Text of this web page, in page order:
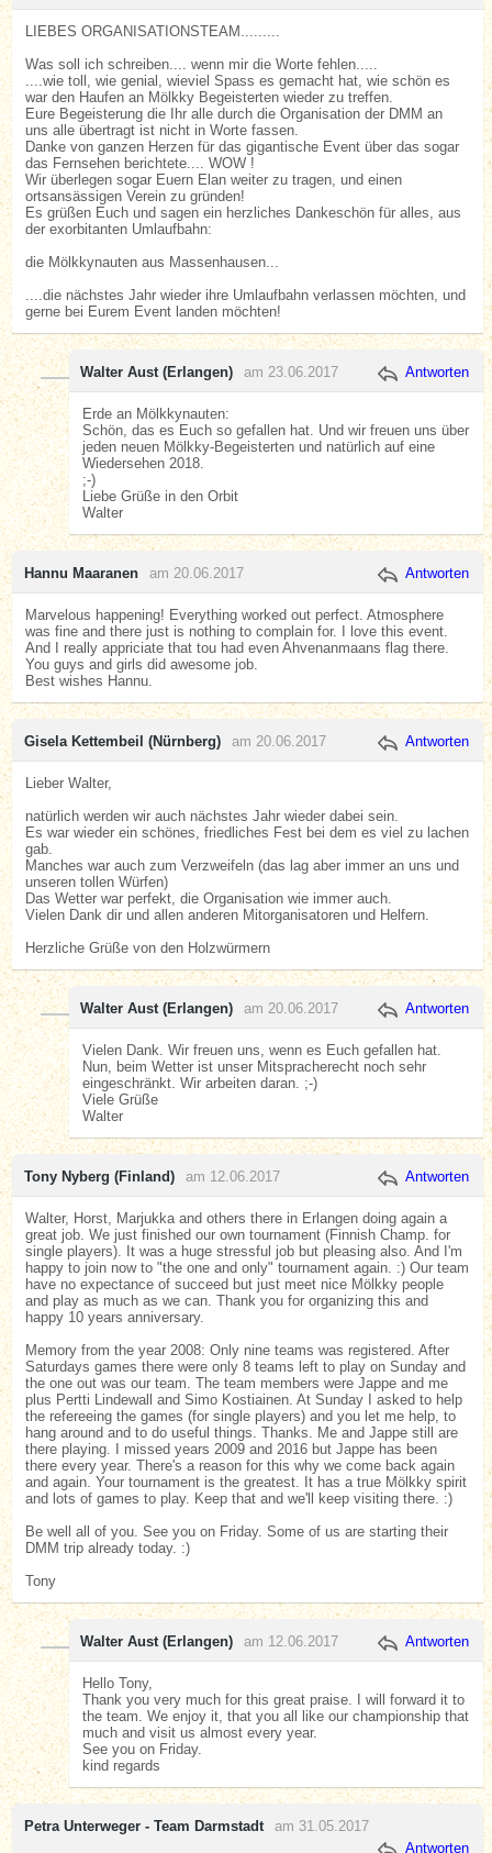
LIEBES ORGANISATIONSTEAM.........
Was soll ich schreiben.... wenn mir die Worte fehlen.....
....wie toll, wie genial, wieviel Spass es gemacht hat, wie schön es
war den Haufen an Mölkky Begeisterten wieder zu treffen.
Eure Begeisterung die Ihr alle durch die Organisation der DMM an
uns alle übertragt ist nicht in Worte fassen.
Danke von ganzen Herzen für das gigantische Event über das sogar
das Fernsehen berichtete.... WOW !
Wir überlegen sogar Euern Elan weiter zu tragen, und einen
ortsansässigen Verein zu gründen!
Es grüßen Euch und sagen ein herzliches Dankeschön für alles, aus
der exorbitanten Umlaufbahn:
die Mölkkynauten aus Massenhausen...
....die nächstes Jahr wieder ihre Umlaufbahn verlassen möchten, und
gerne bei Eurem Event landen möchten!
Walter Aust (Erlangen) am 23.06.2017 Antworten
Erde an Mölkkynauten:
Schön, das es Euch so gefallen hat. Und wir freuen uns über
jeden neuen Mölkky-Begeisterten und natürlich auf eine
Wiedersehen 2018.
;-)
Liebe Grüße in den Orbit
Walter
Hannu Maaranen am 20.06.2017 Antworten
Marvelous happening! Everything worked out perfect. Atmosphere
was fine and there just is nothing to complain for. I love this event.
And I really appriciate that tou had even Ahvenanmaans flag there.
You guys and girls did awesome job.
Best wishes Hannu.
Gisela Kettembeil (Nürnberg) am 20.06.2017 Antworten
Lieber Walter,
natürlich werden wir auch nächstes Jahr wieder dabei sein.
Es war wieder ein schönes, friedliches Fest bei dem es viel zu lachen
gab.
Manches war auch zum Verzweifeln (das lag aber immer an uns und
unseren tollen Würfen)
Das Wetter war perfekt, die Organisation wie immer auch.
Vielen Dank dir und allen anderen Mitorganisatoren und Helfern.
Herzliche Grüße von den Holzwürmern
Walter Aust (Erlangen) am 20.06.2017 Antworten
Vielen Dank. Wir freuen uns, wenn es Euch gefallen hat.
Nun, beim Wetter ist unser Mitspracherecht noch sehr
eingeschränkt. Wir arbeiten daran. ;-)
Viele Grüße
Walter
Tony Nyberg (Finland) am 12.06.2017 Antworten
Walter, Horst, Marjukka and others there in Erlangen doing again a
great job. We just finished our own tournament (Finnish Champ. for
single players). It was a huge stressful job but pleasing also. And I'm
happy to join now to "the one and only" tournament again. :) Our team
have no expectance of succeed but just meet nice Mölkky people
and play as much as we can. Thank you for organizing this and
happy 10 years anniversary.
Memory from the year 2008: Only nine teams was registered. After
Saturdays games there were only 8 teams left to play on Sunday and
the one out was our team. The team members were Jappe and me
plus Pertti Lindewall and Simo Kostiainen. At Sunday I asked to help
the refereeing the games (for single players) and you let me help, to
hang around and to do useful things. Thanks. Me and Jappe still are
there playing. I missed years 2009 and 2016 but Jappe has been
there every year. There's a reason for this why we come back again
and again. Your tournament is the greatest. It has a true Mölkky spirit
and lots of games to play. Keep that and we'll keep visiting there. :)
Be well all of you. See you on Friday. Some of us are starting their
DMM trip already today. :)
Tony
Walter Aust (Erlangen) am 12.06.2017 Antworten
Hello Tony,
Thank you very much for this great praise. I will forward it to
the team. We enjoy it, that you all like our championship that
much and visit us almost every year.
See you on Friday.
kind regards
Petra Unterweger - Team Darmstadt
am 31.05.2017
Antworten